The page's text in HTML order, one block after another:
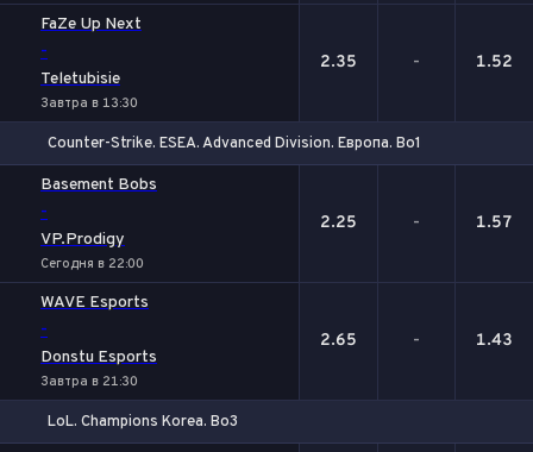
FaZe Up Next
-
Teletubisie
Завтра в 13:30
2.35 - 1.52
Counter-Strike. ESEA. Advanced Division. Европа. Bo1
Basement Bobs
-
VP.Prodigy
Сегодня в 22:00
2.25 - 1.57
WAVE Esports
-
Donstu Esports
Завтра в 21:30
2.65 - 1.43
LoL. Champions Korea. Bo3